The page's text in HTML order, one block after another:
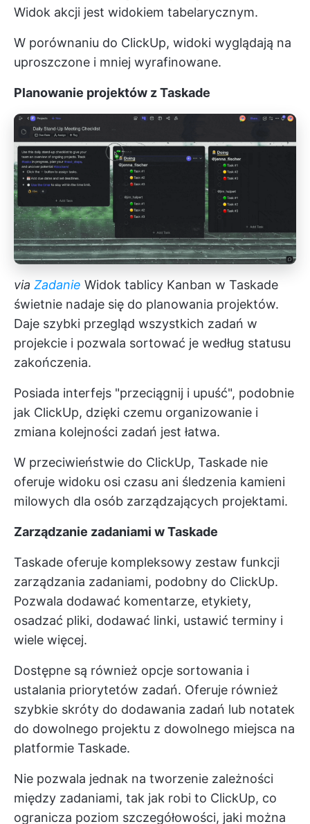
Widok akcji jest widokiem tabelarycznym.
W porównaniu do ClickUp, widoki wyglądają na
uproszczone i mniej wyrafinowane.
Planowanie projektów z Taskade
via Zadanie Widok tablicy Kanban w Taskade
świetnie nadaje się do planowania projektów.
Daje szybki przegląd wszystkich zadań w
projekcie i pozwala sortować je według statusu
zakończenia.
Posiada interfejs "przeciągnij i upuść", podobnie
jak ClickUp, dzięki czemu organizowanie i
zmiana kolejności zadań jest łatwa.
W przeciwieństwie do ClickUp, Taskade nie
oferuje widoku osi czasu ani śledzenia kamieni
milowych dla osób zarządzających projektami.
Zarządzanie zadaniami w Taskade
Taskade oferuje kompleksowy zestaw funkcji
zarządzania zadaniami, podobny do ClickUp.
Pozwala dodawać komentarze, etykiety,
osadzać pliki, dodawać linki, ustawić terminy i
wiele więcej.
Dostępne są również opcje sortowania i
ustalania priorytetów zadań. Oferuje również
szybkie skróty do dodawania zadań lub notatek
do dowolnego projektu z dowolnego miejsca na
platformie Taskade.
Nie pozwala jednak na tworzenie zależności
między zadaniami, tak jak robi to ClickUp, co
ogranicza poziom szczegółowości, jaki można